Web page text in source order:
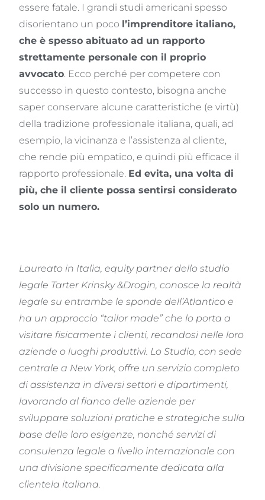
essere fatale. I grandi studi americani spesso
disorientano un poco l’imprenditore italiano,
che è spesso abituato ad un rapporto
strettamente personale con il proprio
avvocato. Ecco perché per competere con
successo in questo contesto, bisogna anche
saper conservare alcune caratteristiche (e virtù)
della tradizione professionale italiana, quali, ad
esempio, la vicinanza e l’assistenza al cliente,
che rende più empatico, e quindi più efficace il
rapporto professionale. Ed evita, una volta di
più, che il cliente possa sentirsi considerato
solo un numero.
Laureato in Italia, equity partner dello studio
legale Tarter Krinsky &Drogin,conosce la realtà
legale su entrambe le sponde dell’Atlantico e
ha un approccio “tailor made” che lo porta a
visitare fisicamente i clienti, recandosi nelle loro
aziende o luoghi produttivi. Lo Studio, con sede
centrale a New York, offre un servizio completo
di assistenza in diversi settori e dipartimenti,
lavorando al fianco delle aziende per
sviluppare soluzioni pratiche e strategiche sulla
base delle loro esigenze, nonchéservizi di
consulenza legale a livello internazionale con
una divisione specificamente dedicata alla
clientela italiana.